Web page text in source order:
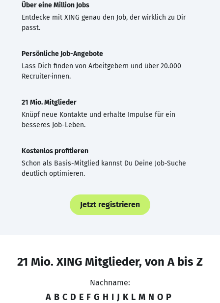
Über eine Million Jobs
Entdecke mit XING genau den Job, der wirklich zu Dir
passt.
Persönliche Job-Angebote
Lass Dich finden von Arbeitgebern und über 20.000
Recruiter·innen.
21 Mio. Mitglieder
Knüpf neue Kontakte und erhalte Impulse für ein
besseres Job-Leben.
Kostenlos profitieren
Schon als Basis-Mitglied kannst Du Deine Job-Suche
deutlich optimieren.
Jetzt registrieren
21 Mio. XING Mitglieder, von A bis Z
Nachname:
A B C D E F G H I J K L M N O P